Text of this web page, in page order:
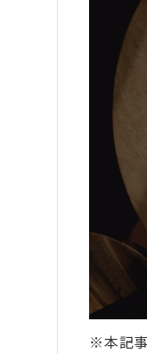
※本記